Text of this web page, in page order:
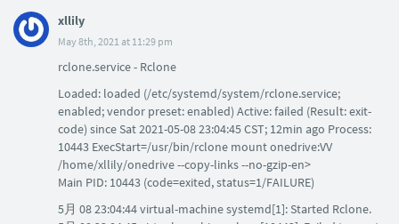
xllily
May 8th, 2021 at 11:29 pm
rclone.service - Rclone
Loaded: loaded (/etc/systemd/system/rclone.service;
enabled; vendor preset: enabled) Active: failed (Result: exit-
code) since Sat 2021-05-08 23:04:45 CST; 12min ago Process:
10443 ExecStart=/usr/bin/rclone mount onedrive:VV
/home/xllily/onedrive --copy-links --no-gzip-en>
Main PID: 10443 (code=exited, status=1/FAILURE)
5月 08 23:04:44 virtual-machine systemd[1]: Started Rclone.